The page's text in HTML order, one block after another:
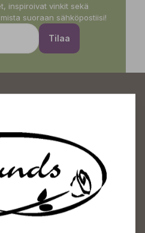
inspiroivat vinkit sekä
suoraan sähköpostiisi!
Tilaa